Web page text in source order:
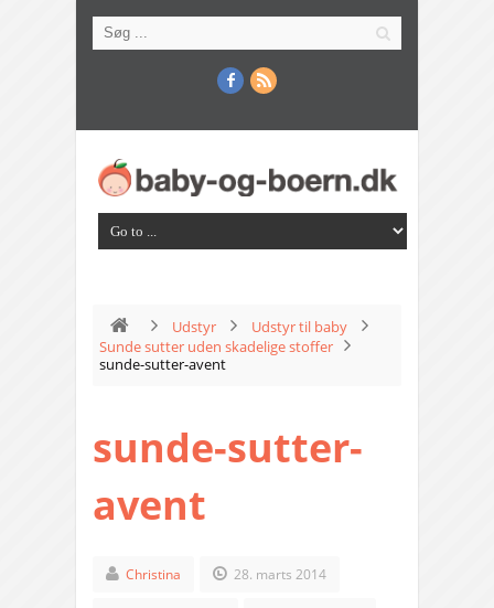
Udstyr
Udstyr til baby
Sunde sutter uden skadelige stoffer
sunde-sutter-avent
sunde-sutter-
avent
Christina 28. marts 2014